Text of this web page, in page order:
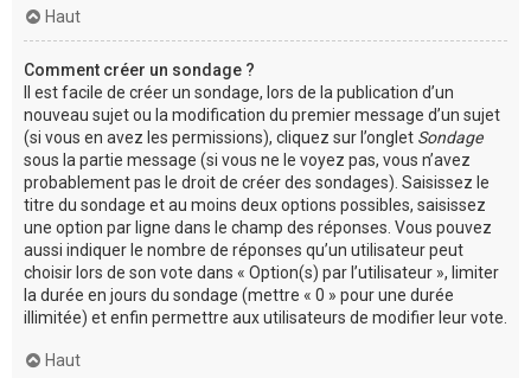
Haut
Comment créer un sondage ?
Il est facile de créer un sondage, lors de la publication d’un
nouveau sujet ou la modification du premier message d’un sujet
(si vous en avez les permissions), cliquez sur l’onglet Sondage
sous la partie message (si vous ne le voyez pas, vous n’avez
probablement pas le droit de créer des sondages). Saisissez le
titre du sondage et au moins deux options possibles, saisissez
une option par ligne dans le champ des réponses. Vous pouvez
aussi indiquer le nombre de réponses qu’un utilisateur peut
choisir lors de son vote dans « Option(s) par l’utilisateur », limiter
la durée en jours du sondage (mettre « 0 » pour une durée
illimitée) et enfin permettre aux utilisateurs de modifier leur vote.
Haut